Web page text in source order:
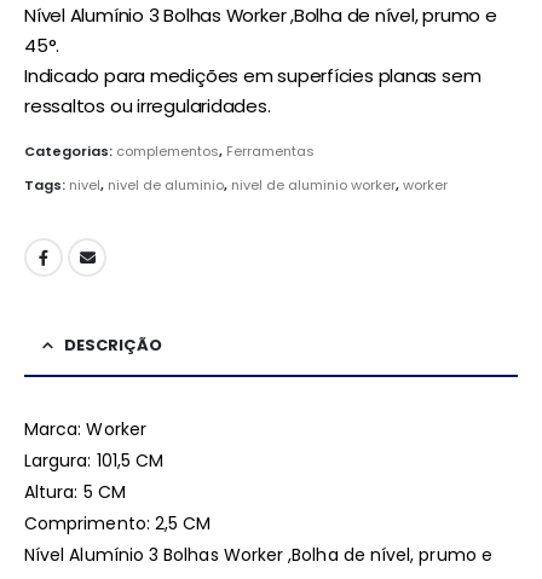
Nível Alumínio 3 Bolhas Worker ,Bolha de nível, prumo e
45°.
Indicado para medições em superfícies planas sem
ressaltos ou irregularidades.
Categorias: complementos, Ferramentas
Tags: nivel, nivel de aluminio, nivel de aluminio worker,worker
DESCRIÇÃO
Marca: Worker
Largura: 101,5 CM
Altura: 5 CM
Comprimento: 2,5 CM
Nível Alumínio 3 Bolhas Worker ,Bolha de nível, prumo e